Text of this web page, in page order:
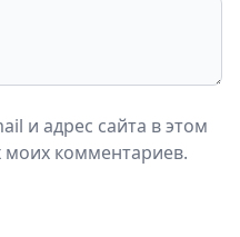
и адрес сайта в этом
комментариев.